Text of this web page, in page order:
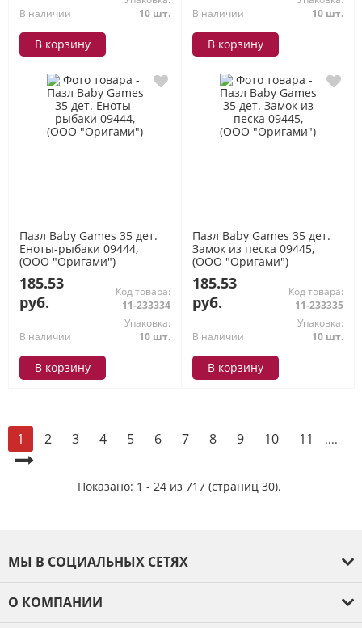
В наличии
10 шт.
В корзину
В наличии
10 шт.
В корзину
Пазл Baby Games 35 дет.
Еноты-рыбаки 09444,
(ООО "Оригами")
185.53
руб.
Код товара:
11-233334
В наличии
Упаковка:
10 шт.
В корзину
Пазл Baby Games 35 дет.
Замок из песка 09445,
(ООО "Оригами")
185.53
руб.
Код товара:
11-233335
В наличии
Упаковка:
10 шт.
В корзину
1 2 3 4 5 6 7 8 9 10 11 ....
Показано: 1 - 24 из 717 (страниц 30).
МЫ В СОЦИАЛЬНЫХ СЕТЯХ
О КОМПАНИИ